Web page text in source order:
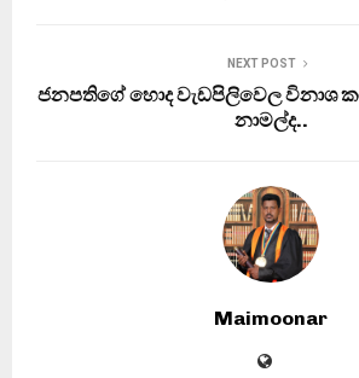
NEXT POST
ජනපතිගේ හොද වැඩපිලිවෙල විනාශ
නාමල්ද..
Maimoonar